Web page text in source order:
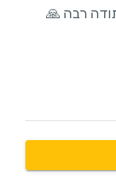
רבה 🙏